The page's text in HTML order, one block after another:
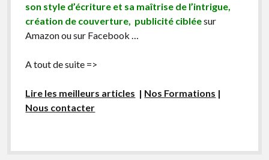
son style d’écriture et sa maîtrise de l’intrigue,
création de couverture, publicité cibléesur
Amazon ou sur Facebook …
A tout de suite =>
Lire les meilleurs articles | Nos Formations |
Nous contacter